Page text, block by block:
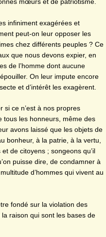
mœurs et de patriotisme.
infiniment exagérées et
peut-on leur opposer les
chez différents peuples ? Ce
que nous devons expier, en
de l’homme dont aucune
On leur impute encore
et d’intérêt les exagèrent.
si ce n’est à nos propres
tous les honneurs, même des
avons laissé que les objets de
bonheur, à la patrie, à la vertu,
de citoyens ; songeons qu’il
puisse dire, de condamner à
d’hommes qui vivent au
fondé sur la violation des
raison qui sont les bases de